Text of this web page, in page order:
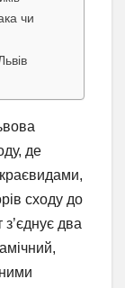
чи
де
краєвидами,
сходу до
з’єднує два